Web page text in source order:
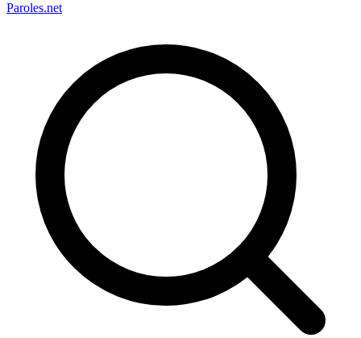
Paroles.net